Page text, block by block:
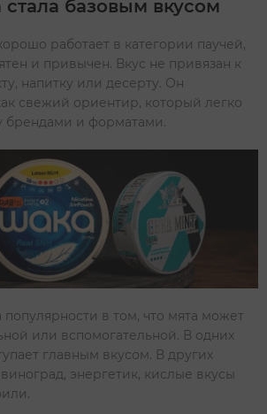
базовым вкусом
работает в категории паучей,
и привычен. Вкус не привязан к
напитку или десерту. Он
свежий ориентир, который легко
брендами и форматами.
в том, что мята может
или вспомогательной. В одних
главным вкусом. В других
энергетик, кислые вкусы